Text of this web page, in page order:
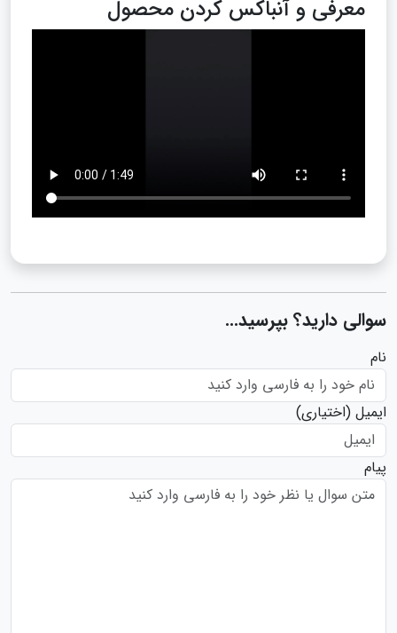
معرفی و آنباکس کردن محصول
سوالی دارید؟ بپرسید...
نام
ایمیل (اختیاری)
پیام